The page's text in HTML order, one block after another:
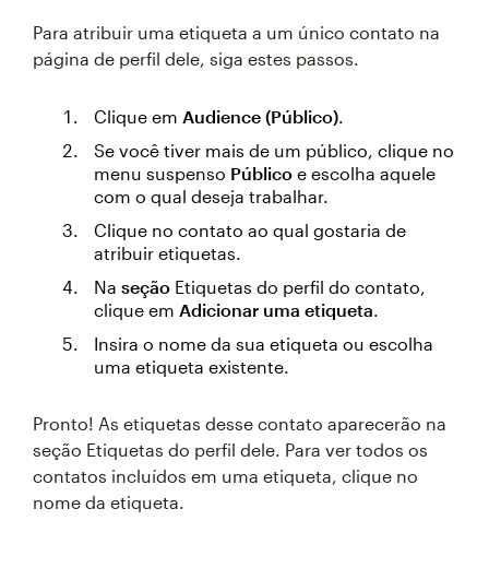
Para atribuir uma etiqueta a um único contato na
página de perfil dele, siga estes passos.
Clique em Audience (Público)
Se você tiver mais de um público, clique no
menu suspenso Público e escolha aquele
com o qual deseja trabalhar.
Clique no contato ao qual gostaria de
atribuir etiquetas.
Na seção Etiquetas do perfil do contato,
clique em Adicionar uma etiqueta
Insira o nome da sua etiqueta ou escolha
uma etiqueta existente.
Pronto! As etiquetas desse contato aparecerão na
seção Etiquetas do perfil dele. Para ver todos os
contatos incluídos em uma etiqueta, clique no
nome da etiqueta.